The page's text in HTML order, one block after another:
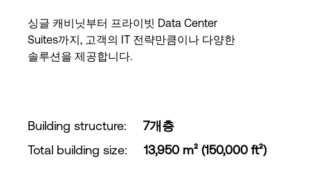
싱글 캐비닛부터 프라이빗 Data Center
Suites까지, 고객의 IT 전략만큼이나 다양한
솔루션을 제공합니다.
Building structure:
7개층
Total building size: 13,950 m² (150,000 ft²)